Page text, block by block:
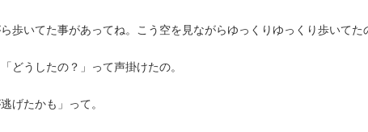
歩いてた事があってね。こう空を見ながらゆっくりゆっくり歩いてた
どうしたの？」って声掛けたの。
げたかも」って。